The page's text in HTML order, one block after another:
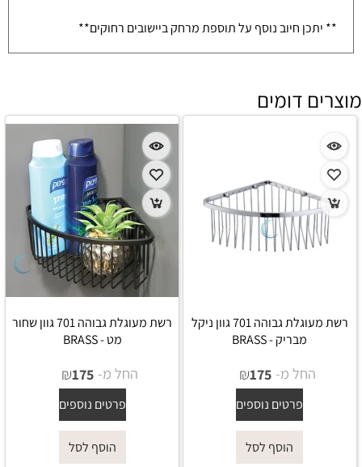
** יתכן חיוב נוסף על תוספת מרחק ביישובים רחוקים**
מוצרים דומים
רשת מעוגלת גבוהה 701 גוון ניקל
מבריק - BRASS
החל מ- ₪175
פרטים נוספים
הוסף לסל
רשת מעוגלת גבוהה 701 גוון שחור
מט - BRASS
החל מ- ₪175
פרטים נוספים
הוסף לסל